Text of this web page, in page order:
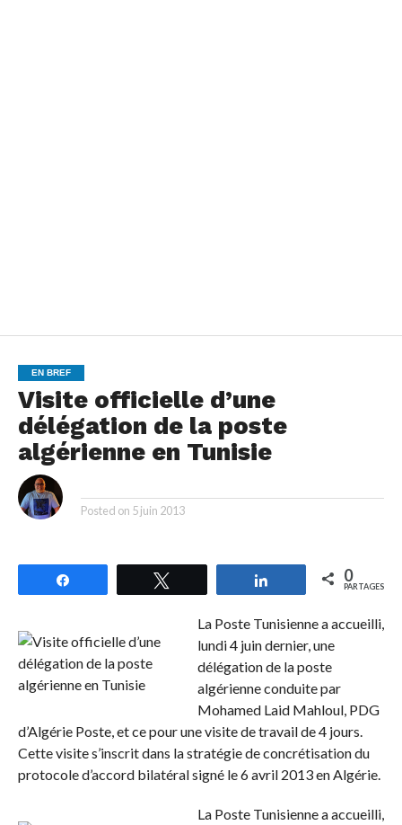
EN BREF
Visite officielle d’une
délégation de la poste
algérienne en Tunisie
Posted on 5 juin 2013
Partagez 0
PARTAGES
La Poste Tunisienne a accueilli,
lundi 4 juin dernier, une
délégation de la poste
algérienne conduite par
Mohamed Laid Mahloul, PDG
d’Algérie Poste, et ce pour une visite de travail de 4 jours.
Cette visite s’inscrit dans la stratégie de concrétisation du
protocole d’accord bilatéral signé le 6 avril 2013 en Algérie.
La Poste Tunisienne a accueilli,